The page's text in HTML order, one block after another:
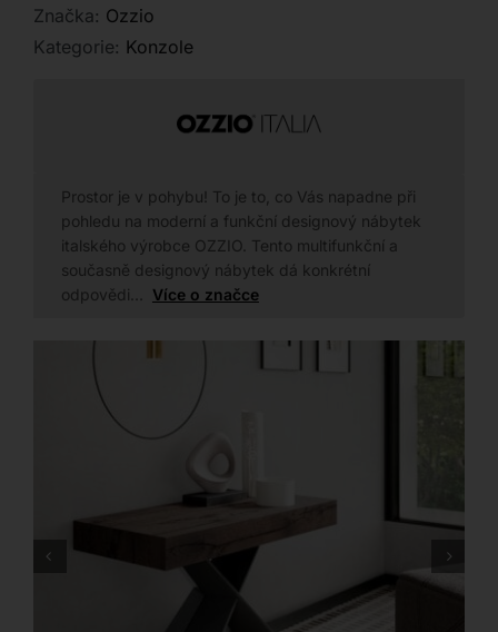
Značka: Ozzio
Kategorie: Konzole
Prostor je v pohybu! To je to, co Vás napadne při
pohledu na moderní a funkční designový nábytek
italského výrobce OZZIO. Tento multifunkční a
současně designový nábytek dá konkrétní
odpovědi… Více o značce